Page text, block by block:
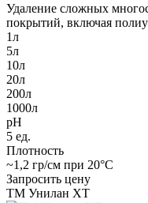
Удаление сложных
покрытий, включая
1л
5л
10л
20л
200л
1000л
pH
5 ед.
Плотность
~1,2 гр/см при 20°С
Запросить цену
ТМ Унилан ХТ